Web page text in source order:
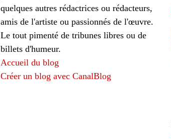
quelques autres rédactrices ou rédacteurs,
amis de l'artiste ou passionnés de l'œuvre.
Le tout pimenté de tribunes libres ou de
billets d'humeur.
Accueil du blog
Créer un blog avec CanalBlog